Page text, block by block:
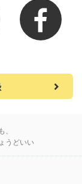
、
うどいい